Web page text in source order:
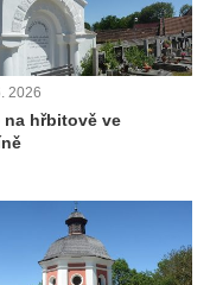
2026
na hřbitově ve